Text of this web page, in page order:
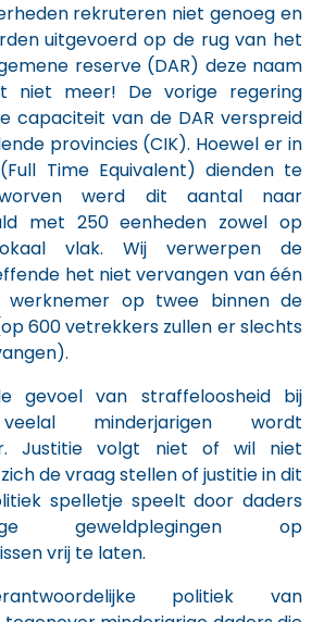
rekruteren niet genoeg en
uitgevoerd op de rug van het
reserve (DAR) deze naam
niet meer! De vorige regering
capaciteit van de DAR verspreid
provincies (CIK). Hoewel er in
(Full Time Equivalent) dienden te
werd dit aantal naar
met 250 eenheden zowel op
vlak. Wij verwerpen de
het niet vervangen van één
werknemer op twee binnen de
600 vetrekkers zullen er slechts
gevoel van straffeloosheid bij
veelal minderjarigen wordt
Justitie volgt niet of wil niet
de vraag stellen of justitie in dit
spelletje speelt door daders
geweldplegingen op
vrij te laten.
politiek van